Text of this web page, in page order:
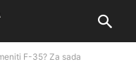
F-35? Za sada